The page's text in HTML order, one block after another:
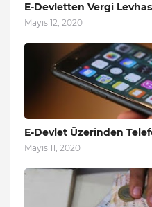
E-Devletten Vergi
Mayıs 12, 2020
E-Devlet Üzerinden
Mayıs 11, 2020